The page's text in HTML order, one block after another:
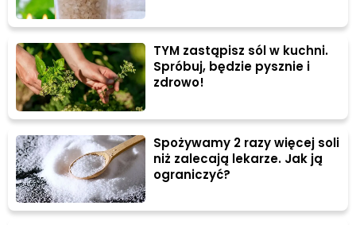
TYM zastąpisz sól w kuchni.
Spróbuj, będzie pysznie i
zdrowo!
Spożywamy 2 razy więcej soli
niż zalecają lekarze. Jak ją
ograniczyć?